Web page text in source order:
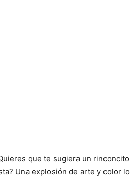
que te sugiera un rinconcito
Una explosión de arte y color